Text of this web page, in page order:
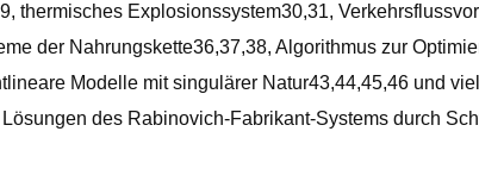
thermisches Explosionssystem30,31,
der Nahrungskette36,37,38, Algorithmus zur
Modelle mit singulärer Natur43,44,45,46 und
des Rabinovich-Fabrikant-Systems durch